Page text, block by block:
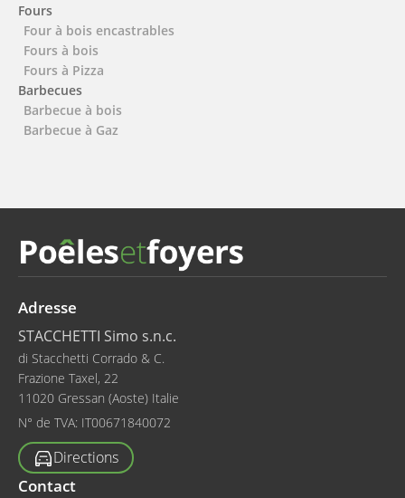
Fours
Four à bois encastrables
Fours à bois
Fours à Pizza
Barbecues
Barbecue à bois
Barbecue à Gaz
Adresse
STACCHETTI Simo s.n.c.
di Stacchetti Corrado & C.
Frazione Taxel, 22
11020 Gressan (Aoste) Italie
N° de TVA: IT00671840072
Directions
Contact